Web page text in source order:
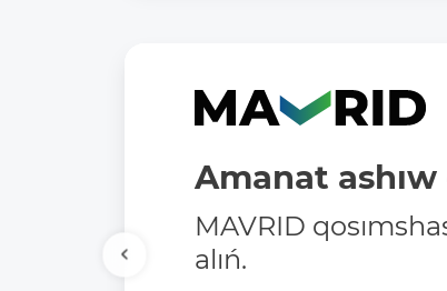
Amanat ashıw
MAVRID
alıń.